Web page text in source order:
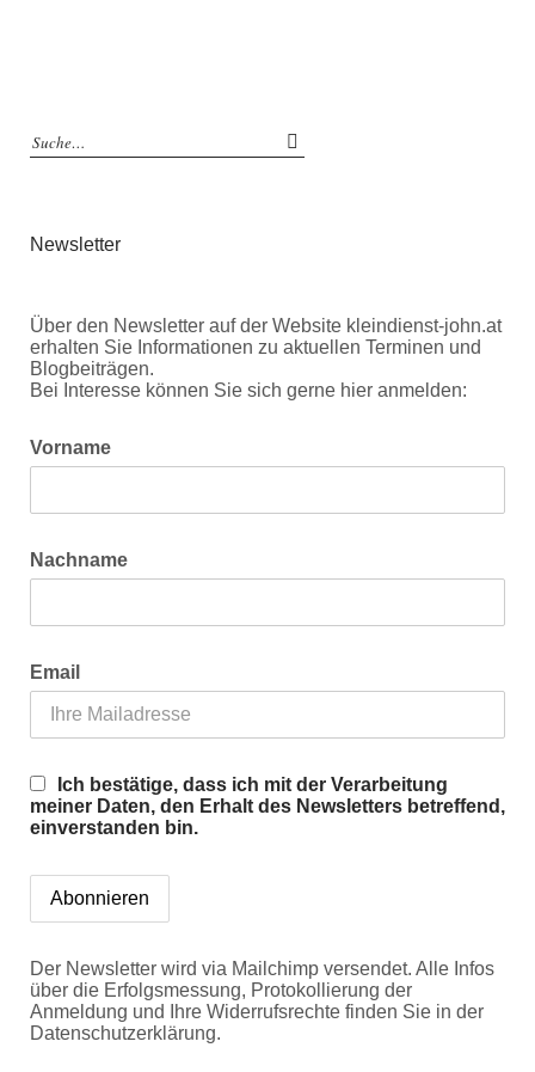
Newsletter
Über den Newsletter auf der Website kleindienst-john.at
erhalten Sie Informationen zu aktuellen Terminen und
Blogbeiträgen.
Bei Interesse können Sie sich gerne hier anmelden:
Vorname
Nachname
Email
Ich bestätige, dass ich mit der Verarbeitung
meiner Daten, den Erhalt des Newsletters betreffend,
einverstanden bin.
Der Newsletter wird via Mailchimp versendet. Alle Infos
über die Erfolgsmessung, Protokollierung der
Anmeldung und Ihre Widerrufsrechte finden Sie in der
Datenschutzerklärung.